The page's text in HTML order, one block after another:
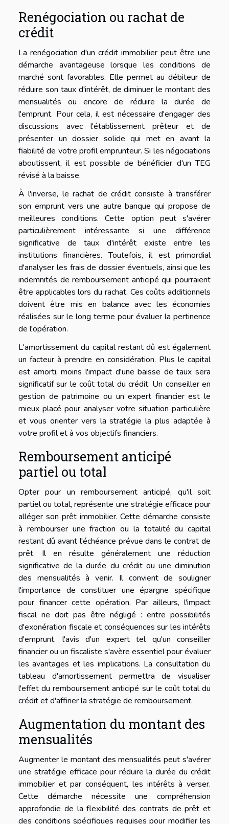
Renégociation ou rachat de
crédit
La renégociation d'un crédit immobilier peut être une
démarche avantageuse lorsque les conditions de
marché sont favorables. Elle permet au débiteur de
réduire son taux d'intérêt, de diminuer le montant des
mensualités ou encore de réduire la durée de
l'emprunt. Pour cela, il est nécessaire d'engager des
discussions avec l'établissement prêteur et de
présenter un dossier solide qui met en avant la
fiabilité de votre profil emprunteur. Si les négociations
aboutissent, il est possible de bénéficier d'un TEG
révisé à la baisse.
À l'inverse, le rachat de crédit consiste à transférer
son emprunt vers une autre banque qui propose de
meilleures conditions. Cette option peut s'avérer
particulièrement intéressante si une différence
significative de taux d'intérêt existe entre les
institutions financières. Toutefois, il est primordial
d'analyser les frais de dossier éventuels, ainsi que les
indemnités de remboursement anticipé qui pourraient
être applicables lors du rachat. Ces coûts additionnels
doivent être mis en balance avec les économies
réalisées sur le long terme pour évaluer la pertinence
de l'opération.
L'amortissement du capital restant dû est également
un facteur à prendre en considération. Plus le capital
est amorti, moins l'impact d'une baisse de taux sera
significatif sur le coût total du crédit. Un conseiller en
gestion de patrimoine ou un expert financier est le
mieux placé pour analyser votre situation particulière
et vous orienter vers la stratégie la plus adaptée à
votre profil et à vos objectifs financiers.
Remboursement anticipé
partiel ou total
Opter pour un remboursement anticipé, qu'il soit
partiel ou total, représente une stratégie efficace pour
alléger son prêt immobilier. Cette démarche consiste
à rembourser une fraction ou la totalité du capital
restant dû avant l'échéance prévue dans le contrat de
prêt. Il en résulte généralement une réduction
significative de la durée du crédit ou une diminution
des mensualités à venir. Il convient de souligner
l'importance de constituer une épargne spécifique
pour financer cette opération. Par ailleurs, l'impact
fiscal ne doit pas être négligé : entre possibilités
d'exonération fiscale et conséquences sur les intérêts
d'emprunt, l'avis d'un expert tel qu'un conseiller
financier ou un fiscaliste s'avère essentiel pour évaluer
les avantages et les implications. La consultation du
tableau d'amortissement permettra de visualiser
l'effet du remboursement anticipé sur le coût total du
crédit et d'affiner la stratégie de remboursement.
Augmentation du montant des
mensualités
Augmenter le montant des mensualités peut s'avérer
une stratégie efficace pour réduire la durée du crédit
immobilier et par conséquent, les intérêts à verser.
Cette démarche nécessite une compréhension
approfondie de la flexibilité des contrats de prêt et
des conditions spécifiques requises pour modifier les